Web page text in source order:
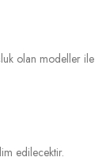
olan modeller ile
edilecektir.